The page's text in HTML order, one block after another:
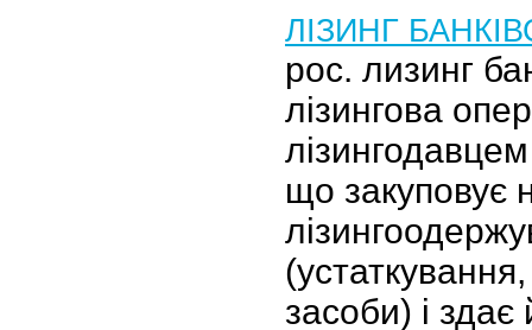
ЛІЗИНГ
рос. лизинг
лізингова
що закуповує
засоби) і